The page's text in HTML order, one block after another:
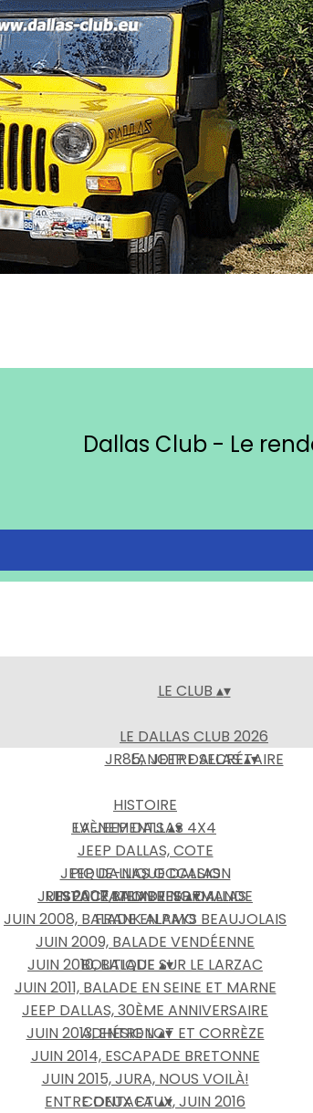
Dallas Club - Le
LE CLUB ▴▾
LE DALLAS CLUB 2026
JR85, NOTRE SECRÉTAIRE
LA JEEP DALLAS▴▾
HISTOIRE
LA JEEP DALLAS 4X4
JEEP DALLAS, COTE
JEEP DALLAS OCCASION
RESTAURATION JEEP DALLAS
FRANK ALAMO
EVÈNEMENTS▴▾
PIQUE-NIQUE DALLAS
JUIN 2007,BALADE NORMANDE
JUIN 2008, BALADE EN PAYS BEAUJOLAIS
JUIN 2009, BALADE VENDÉENNE
JUIN 2010, BALADE SUR LE LARZAC
JUIN 2011, BALADE EN SEINE ET MARNE
JEEP DALLAS, 30ÈME ANNIVERSAIRE
JUIN 2013, ENTRE LOT ET CORRÈZE
JUIN 2014, ESCAPADE BRETONNE
JUIN 2015, JURA, NOUS VOILÀ!
ENTRE DEUX EAUX, JUIN 2016
ESPACE MEMBRES▴▾
BOUTIQUE ▴▾
ADHÉSION▴▾
CONTACT▴▾